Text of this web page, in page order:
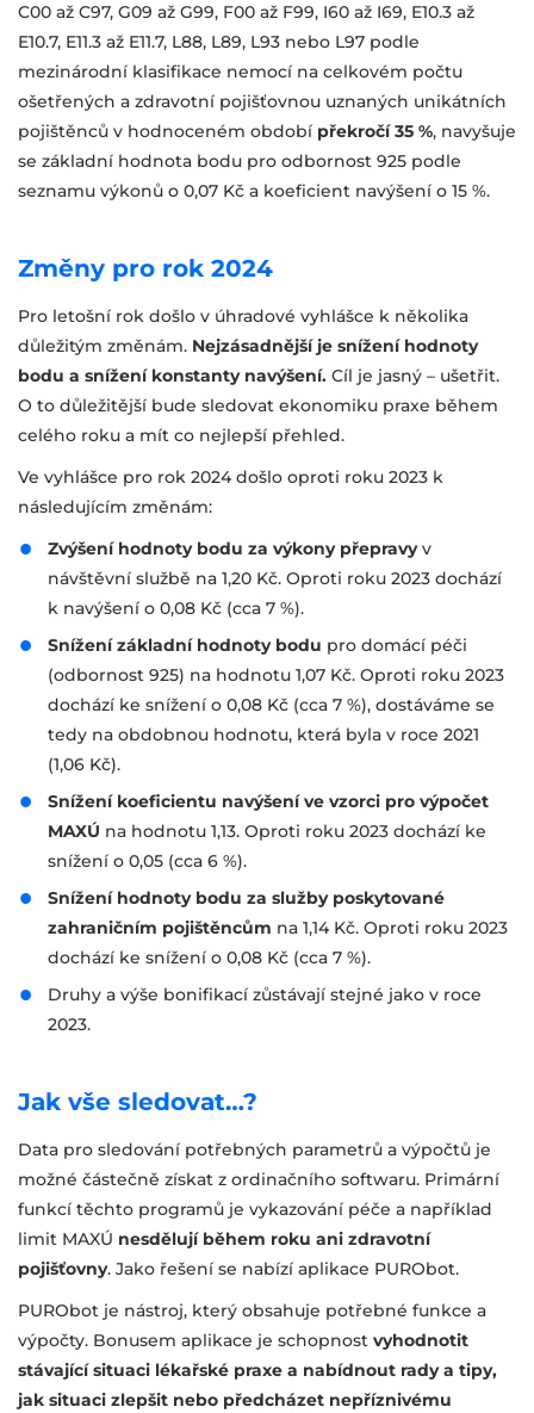
C00 až C97, G09 až G99, F00 až F99, I60 až I69, E10.3 až
E10.7, E11.3 až E11.7, L88, L89, L93 nebo L97 podle
mezinárodní klasifikace nemocí na celkovém počtu
ošetřených a zdravotní pojišťovnou uznaných unikátních
pojištěnců v hodnoceném období překročí 35 %, navyšuje
se základní hodnota bodu pro odbornost 925 podle
seznamu výkonů o 0,07 Kč a koeficient navýšení o 15 %.
Změny pro rok 2024
Pro letošní rok došlo v úhradové vyhlášce k několika
důležitým změnám. Nejzásadnější je snížení hodnoty
bodu a snížení konstanty navýšení. Cíl je jasný – ušetřit.
O to důležitější bude sledovat ekonomiku praxe během
celého roku a mít co nejlepší přehled.
Ve vyhlášce pro rok 2024 došlo oproti roku 2023 k
následujícím změnám:
Zvýšení hodnoty bodu za výkony přepravyv
návštěvní službě na 1,20 Kč. Oproti roku 2023 dochází
k navýšení o 0,08 Kč (cca 7 %).
Snížení základní hodnoty bodu pro domácí péči
(odbornost 925) na hodnotu 1,07 Kč. Oproti roku 2023
dochází ke snížení o 0,08 Kč (cca 7 %), dostáváme se
tedy na obdobnou hodnotu, která byla v roce 2021
(1,06 Kč).
Snížení koeficientu navýšení ve vzorci pro výpočet
MAXÚ na hodnotu 1,13. Oproti roku 2023 dochází ke
snížení o 0,05 (cca 6 %).
Snížení hodnoty bodu za služby poskytované
zahraničním pojištěncům na 1,14 Kč. Oproti roku 2023
dochází ke snížení o 0,08 Kč (cca 7 %).
Druhy a výše bonifikací zůstávají stejné jako v roce
2023.
Jak vše sledovat…?
Data pro sledování potřebných parametrů a výpočtů je
možné částečně získat z ordinačního softwaru. Primární
funkcí těchto programů je vykazování péče a například
limit MAXÚ nesdělují během roku ani zdravotní
pojišťovny. Jako řešení se nabízí aplikace PURObot.
PURObot je nástroj, který obsahuje potřebné funkce a
výpočty. Bonusem aplikace je schopnost vyhodnotit
stávající situaci lékařské praxe a nabídnout rady a tipy,
jak situaci zlepšit nebo předcházet nepříznivému